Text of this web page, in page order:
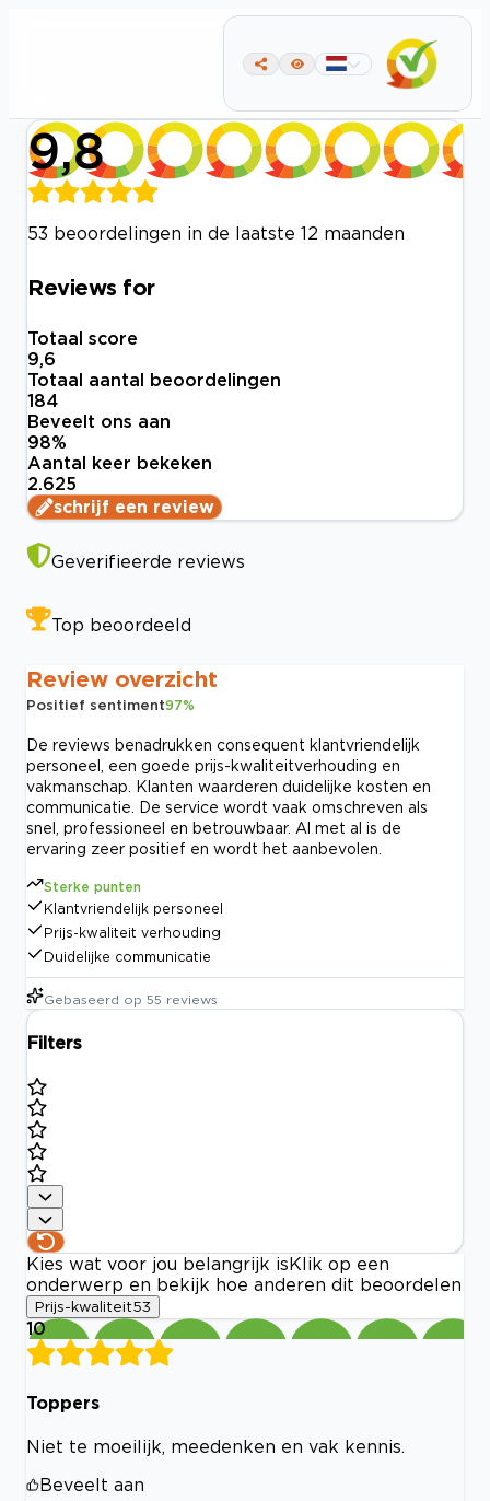
9,8
53 beoordelingen in de laatste 12 maanden
Reviews for
Totaal score
9,6
Totaal aantal beoordelingen
184
Beveelt ons aan
98%
Aantal keer bekeken
2.625
schrijf een review
Geverifieerde reviews
Top beoordeeld
Review overzicht
Positief sentiment97%
De reviews benadrukken consequent klantvriendelijk
personeel, een goede prijs-kwaliteitverhouding en
vakmanschap. Klanten waarderen duidelijke kosten en
communicatie. De service wordt vaak omschreven als
snel, professioneel en betrouwbaar. Al met al is de
ervaring zeer positief en wordt het aanbevolen.
Sterke punten
Klantvriendelijk personeel
Prijs-kwaliteit verhouding
Duidelijke communicatie
Gebaseerd op 55 reviews
Filters
Kies wat voor jou belangrijk is Klik op een
onderwerp en bekijk hoe anderen dit beoordelen
Prijs-kwaliteit53
10
Toppers
Niet te moeilijk, meedenken en vak kennis.
Beveelt aan